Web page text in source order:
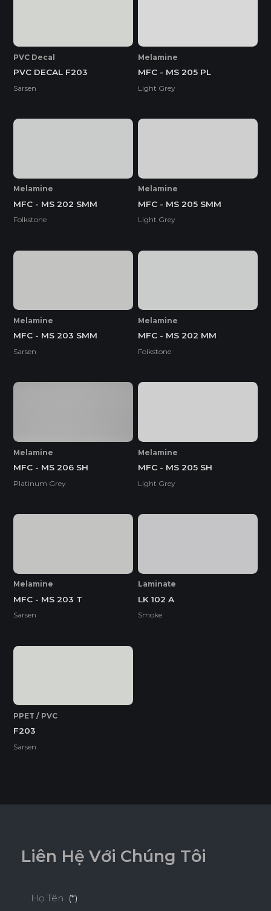
PVC Decal
PVC DECAL F203
Sarsen
Melamine
MFC - MS 205 PL
Light Grey
Melamine
MFC - MS 202 SMM
Folkstone
Melamine
MFC - MS 205 SMM
Light Grey
Melamine
MFC - MS 203 SMM
Sarsen
Melamine
MFC - MS 202 MM
Folkstone
Melamine
MFC - MS 206 SH
Platinum Grey
Melamine
MFC - MS 205 SH
Light Grey
Melamine
MFC - MS 203 T
Sarsen
Laminate
LK 102 A
Smoke
PPET / PVC
F203
Sarsen
Liên Hệ Với Chúng Tôi
Họ Tên (*)